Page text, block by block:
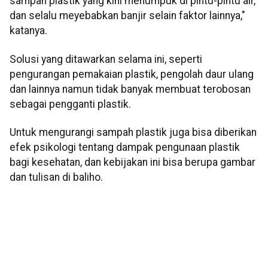
dan selalu meyebabkan banjir selain faktor lainnya,"
katanya.
Solusi yang ditawarkan selama ini, seperti
pengurangan pemakaian plastik, pengolah daur ulang
dan lainnya namun tidak banyak membuat terobosan
sebagai pengganti plastik.
Untuk mengurangi sampah plastik juga bisa diberikan
efek psikologi tentang dampak pengunaan plastik
bagi kesehatan, dan kebijakan ini bisa berupa gambar
dan tulisan di baliho.